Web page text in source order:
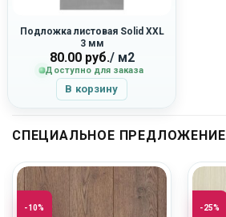
Подложка листовая Solid XXL
3 мм
80.00руб./ м2
Доступно для заказа
В корзину
СПЕЦИАЛЬНОЕ ПРЕДЛОЖЕНИЕ
-10% -25%